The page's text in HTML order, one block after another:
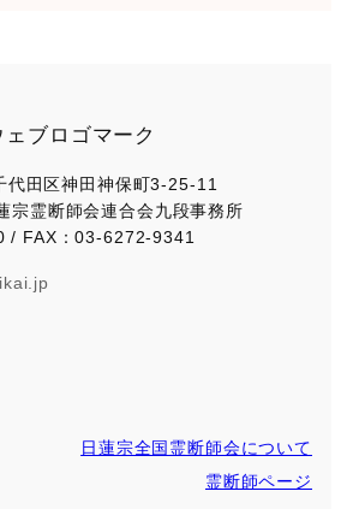
代田区神田神保町3-25-11
宗霊断師会連合会九段事務所
/ FAX：03-6272-9341
日蓮宗全国霊断師会について
霊断師ページ